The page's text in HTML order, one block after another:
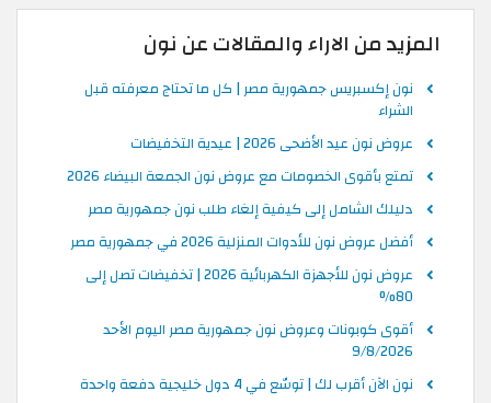
المزيد من الاراء والمقالات عن نون
نون إكسبريس جمهورية مصر | كل ما تحتاج معرفته قبل
الشراء
عروض نون عيد الأضحى 2026 | عيدية التخفيضات
تمتع بأقوى الخصومات مع عروض نون الجمعة البيضاء 2026
دليلك الشامل إلى كيفية إلغاء طلب نون جمهورية مصر
أفضل عروض نون للأدوات المنزلية 2026 في جمهورية مصر
عروض نون للأجهزة الكهربائية 2026 | تخفيضات تصل إلى
80%
أقوى كوبونات وعروض نون جمهورية مصر اليوم الأحد
9/8/2026
نون الآن أقرب لك | توسّع في 4 دول خليجية دفعة واحدة